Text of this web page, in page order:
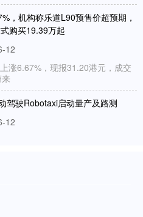
，机构称乐道L90预售价超预期，
购买19.39万起
12
涨6.67%，现报31.20港元，成交
驾驶Robotaxi启动量产及路测
12
试。继广汽埃安霸
7月15日上市 换装启辰鲁班电池